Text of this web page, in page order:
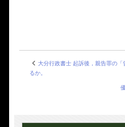
大分行政書士 起訴後，親告罪の
るか。